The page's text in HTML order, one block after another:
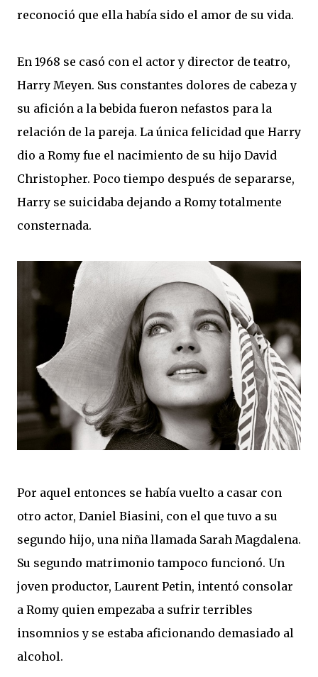
reconoció que ella había sido el amor de su vida.
En 1968 se casó con el actor y director de teatro,
Harry Meyen. Sus constantes dolores de cabeza y
su afición a la bebida fueron nefastos para la
relación de la pareja. La única felicidad que Harry
dio a Romy fue el nacimiento de su hijo David
Christopher. Poco tiempo después de separarse,
Harry se suicidaba dejando a Romy totalmente
consternada.
Por aquel entonces se había vuelto a casar con
otro actor, Daniel Biasini, con el que tuvo a su
segundo hijo, una niña llamada Sarah Magdalena.
Su segundo matrimonio tampoco funcionó. Un
joven productor, Laurent Petin, intentó consolar
a Romy quien empezaba a sufrir terribles
insomnios y se estaba aficionando demasiado al
alcohol.